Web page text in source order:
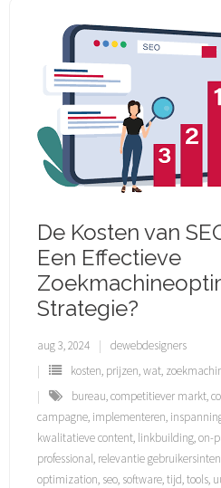
De Kosten van
Een Effectieve
Strategie?
aug 3, 2024
dewebdesigners
kosten, prijzen,wat,
bureau,competitiever markt,
campagne, implementeren,
kwalitatieve content, linkbuilding,on-
professional, relevantie
optimization, seo, software,tijd,tools,